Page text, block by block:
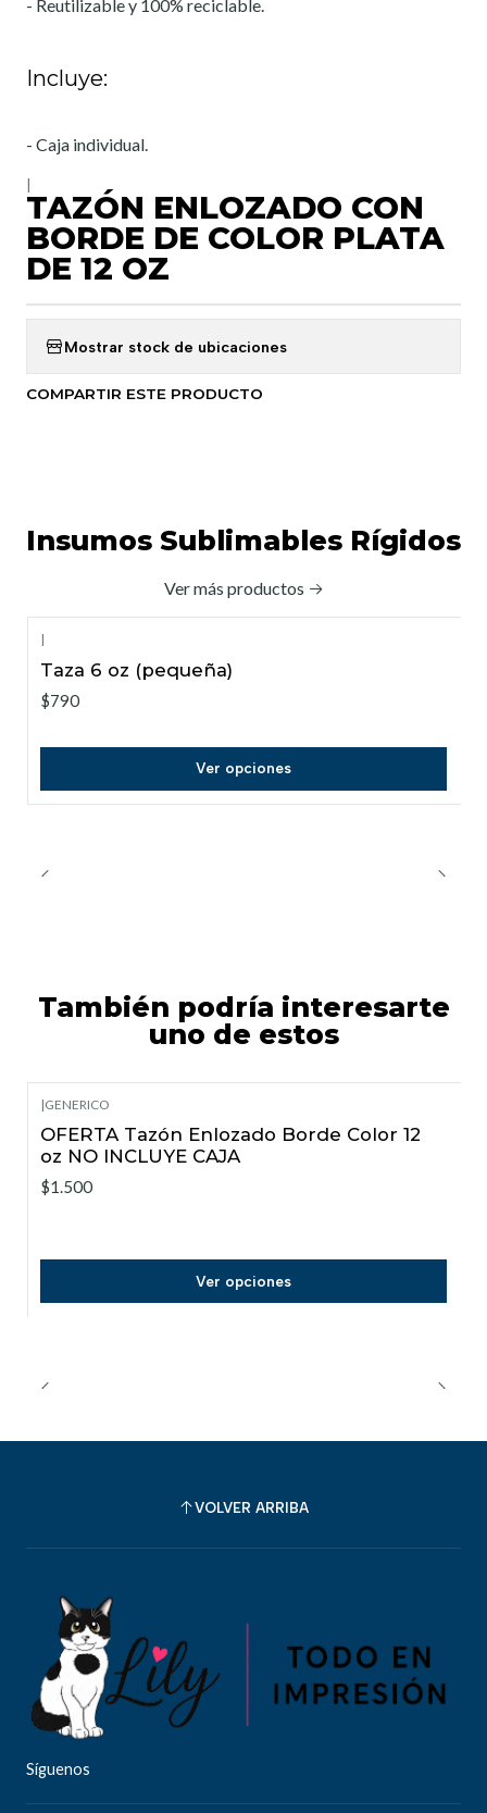
- Reutilizable y 100% reciclable.
Incluye:
- Caja individual.
TAZÓN ENLOZADO CON
BORDE DE COLOR PLATA
DE 12 OZ
Mostrar stock de ubicaciones
COMPARTIR ESTE PRODUCTO
Insumos Sublimables Rígidos
Ver más productos
|
Taza 6 oz (pequeña)
$790
Ver opciones
También podría interesarte
uno de estos
|GENERICO
OFERTA Tazón Enlozado Borde Color 12
oz NO INCLUYE CAJA
$1.500
Ver opciones
VOLVER ARRIBA
Síguenos